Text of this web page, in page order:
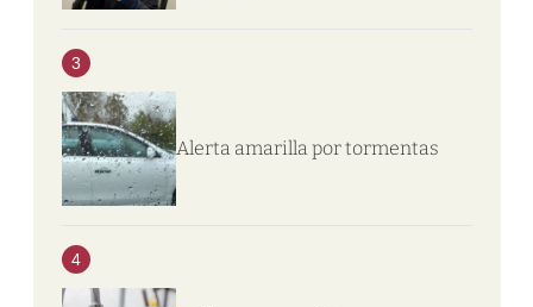
3
Alerta amarilla por tormentas
4